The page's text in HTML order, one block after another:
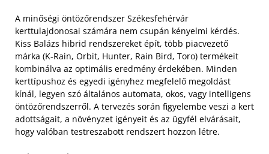
A minőségi öntözőrendszer Székesfehérvár
kerttulajdonosai számára nem csupán kényelmi kérdés.
Kiss Balázs hibrid rendszereket épít, több piacvezető
márka (K-Rain, Orbit, Hunter, Rain Bird, Toro) termékeit
kombinálva az optimális eredmény érdekében. Minden
kerttípushoz és egyedi igényhez megfelelő megoldást
kínál, legyen szó általános automata, okos, vagy intelligens
öntözőrendszerről. A tervezés során figyelembe veszi a kert
adottságait, a növényzet igényeit és az ügyfél elvárásait,
hogy valóban testreszabott rendszert hozzon létre.